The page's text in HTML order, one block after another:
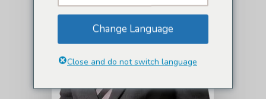
Change Language
Close and do not switch language